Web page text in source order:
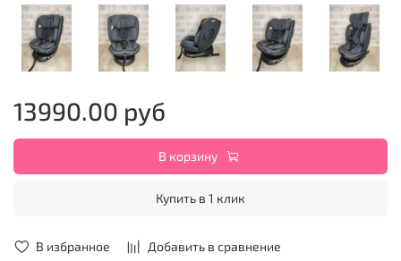
В избранное Добавить в сравнение
13990.00 руб
В корзину
Купить в 1 клик